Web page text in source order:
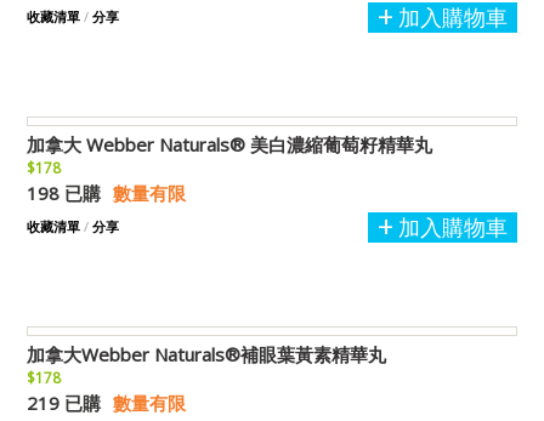
加入購物車
收藏清單 / 分享
加拿大 Webber Naturals® 美白濃縮葡萄籽精華丸
$178
198 已購 數量有限
加入購物車
收藏清單 / 分享
加拿大Webber Naturals®補眼葉黃素精華丸
$178
219 已購 數量有限